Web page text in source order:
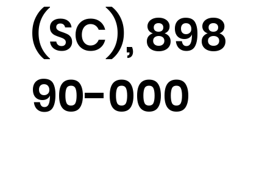
(SC), 898
90-000